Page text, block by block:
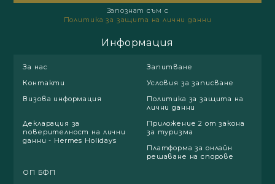
Запознат съм с
Политика за защита на лични данни
Информация
За нас
Запитване
Контакти
Условия за записване
Визова информация
Политика за защита на
лични данни
Декларация за
поверителност на лични
данни - Hermes Holidays
Приложение 2 от закона
за туризма
Платформа за онлайн
решаване на спорове
ОП БФП